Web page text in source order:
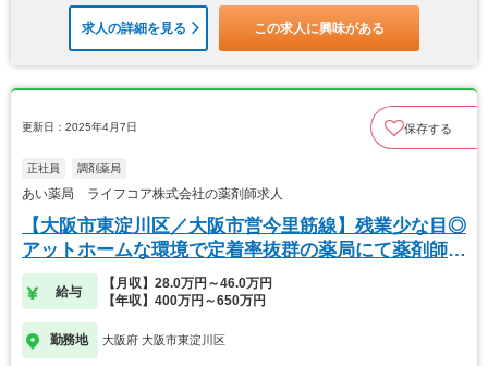
求人の詳細を見る この求人に興味がある
更新日：2025年4月7日 保存する
正社員 調剤薬局
あい薬局 ライフコア株式会社の薬剤師求人
【大阪市東淀川区／大阪市営今里筋線】残業少な目◎
アットホームな環境で定着率抜群の薬局にて薬剤師募
集！
給与
【月収】28.0万円～46.0万円
【年収】400万円～650万円
勤務地 大阪府 大阪市東淀川区